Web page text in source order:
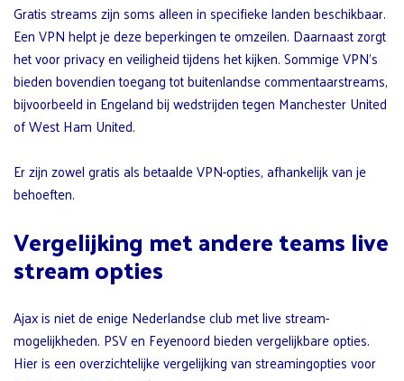
Gratis streams zijn soms alleen in specifieke landen beschikbaar.
Een VPN helpt je deze beperkingen te omzeilen. Daarnaast zorgt
het voor privacy en veiligheid tijdens het kijken. Sommige VPN’s
bieden bovendien toegang tot buitenlandse commentaarstreams,
bijvoorbeeld in Engeland bij wedstrijden tegen Manchester United
of West Ham United.
Er zijn zowel gratis als betaalde VPN-opties, afhankelijk van je
behoeften.
Vergelijking met andere teams live
stream opties
Ajax is niet de enige Nederlandse club met live stream-
mogelijkheden. PSV en Feyenoord bieden vergelijkbare opties.
Hier is een overzichtelijke vergelijking van streamingopties voor